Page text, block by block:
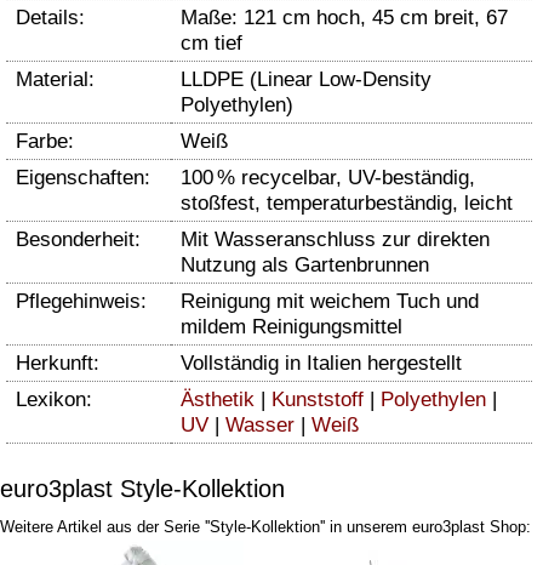
Details:
Maße: 121 cm hoch, 45 cm breit, 67
cm tief
Material:
LLDPE (Linear Low-Density
Polyethylen)
Farbe:
Weiß
Eigenschaften:
100 % recycelbar, UV-beständig,
stoßfest, temperaturbeständig, leicht
Besonderheit:
Mit Wasseranschluss zur direkten
Nutzung als Gartenbrunnen
Pflegehinweis:
Reinigung mit weichem Tuch und
mildem Reinigungsmittel
Herkunft:
Vollständig in Italien hergestellt
Lexikon:
Ästhetik | Kunststoff | Polyethylen |
UV | Wasser | Weiß
euro3plast Style-Kollektion
Weitere Artikel aus der Serie ''Style-Kollektion'' in unserem euro3plast Shop: